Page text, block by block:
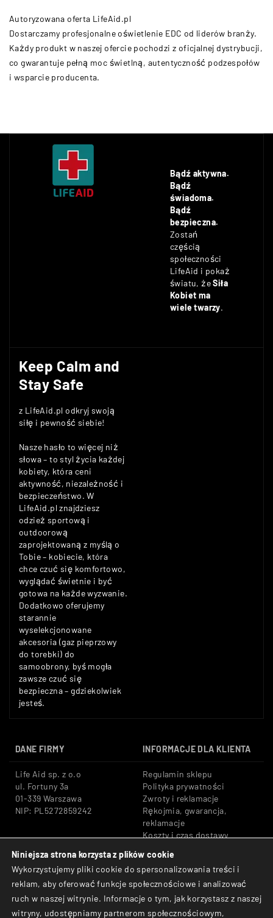
Autoryzowana oferta LifeAid.pl
Dostarczamy profesjonalne oświetlenie EDC od liderów branży.
Każdy produkt w naszej ofercie pochodzi z oficjalnej dystrybucji,
co gwarantuje pełną moc świetlną, autentyczność podzespołów
i wsparcie producenta.
Bądź aktywna.
Bądź
świadoma.
Bądź
bezpieczna.
Zostań
częścią
społeczności
LifeAid i pokaż
światu, żeSiła
Kobiet ma
wiele twarzy.
Keep Calm and
Stay Safe
z LifeAid.pl odkryj swoją
siłę i pewność siebie!
Nasze hasło to więcej niż
słowa – to styl życia każdej
kobiety, która ceni
aktywność, niezależność i
bezpieczeństwo. W
LifeAid.pl znajdziesz
odzież sportową i
outdoorową
zaprojektowaną z myślą o
Tobie – kobiecie, która
chce czuć się komfortowo,
wyglądać świetnie i być
gotowa na każde wyzwanie.
Dodatkowo oferujemy
starannie
wyselekcjonowane
akcesoria (gaz pieprzowy
do torebki) do
samoobrony, byś mogła
zawsze czuć się
bezpieczna – gdziekolwiek
jesteś.
DANE FIRMY INFORMACJE DLA KLIENTA
Life Aid sp. z o.o
ul. Fortuny 3a
01-339 Warszawa
NIP: PL5272859242
Regulamin sklepu
Polityka prywatności
Zwroty i reklamacje
Rękojmia, gwarancja,
reklamacje
Koszty i czas dostawy
Tel: +48 533 666 776
E-mail: shop@lifeaid.pl
Bezpieczne płatności:
Przelewy24, BLIK, Karty
płatnicze
© Life Aid sp. z o.o. All
Niniejsza strona korzysta z plików cookie
Wykorzystujemy pliki cookie do spersonalizowania treści i
reklam, aby oferować funkcje społecznościowe i analizować
ruch w naszej witrynie. Informacje o tym, jak korzystasz z naszej
witryny, udostępniamy partnerom społecznościowym,